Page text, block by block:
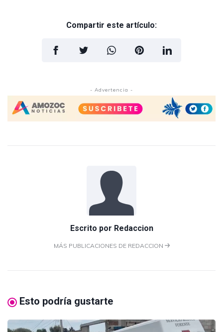
Compartir este artículo:
- Advertencia -
Escrito por Redaccion
MÁS PUBLICACIONES DE REDACCION
Esto podría gustarte